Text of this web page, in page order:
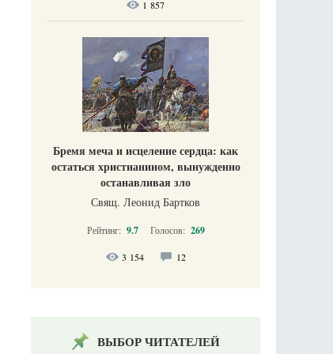
1 857
Бремя меча и исцеление сердца: как
остаться христианином, вынужденно
останавливая зло
Свящ. Леонид Бартков
Рейтинг: 9.7 Голосов: 269
3 154 12
ВЫБОР ЧИТАТЕЛЕЙ